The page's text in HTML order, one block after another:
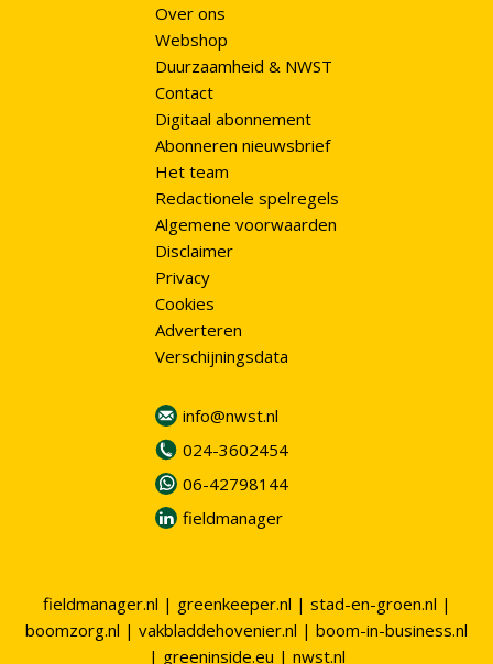
Over ons
Webshop
Duurzaamheid & NWST
Contact
Digitaal abonnement
Abonneren nieuwsbrief
Het team
Redactionele spelregels
Algemene voorwaarden
Disclaimer
Privacy
Cookies
Adverteren
Verschijningsdata
info@nwst.nl
024-3602454
06-42798144
fieldmanager
fieldmanager.nl | greenkeeper.nl | stad-en-groen.nl |
boomzorg.nl | vakbladdehovenier.nl | boom-in-business.nl
| greeninside.eu | nwst.nl